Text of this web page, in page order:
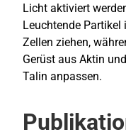
Licht aktiviert
Leuchtende Partikel
Zellen ziehen,
Gerüst aus Aktin
Talin anpassen.